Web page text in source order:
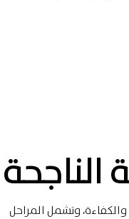
وتشمل المراحل